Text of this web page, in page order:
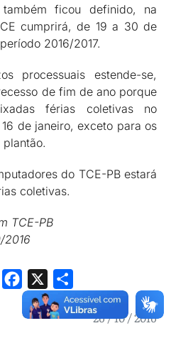
ficou definido, na
cumprirá, de 19 a 30 de
2016/2017.
processuais estende-se,
de fim de ano porque
férias coletivas no
de janeiro, exceto para os
do TCE-PB estará
coletivas.
TCE-PB
2016
WhatsAppFacebook
26 / 10 / 2016